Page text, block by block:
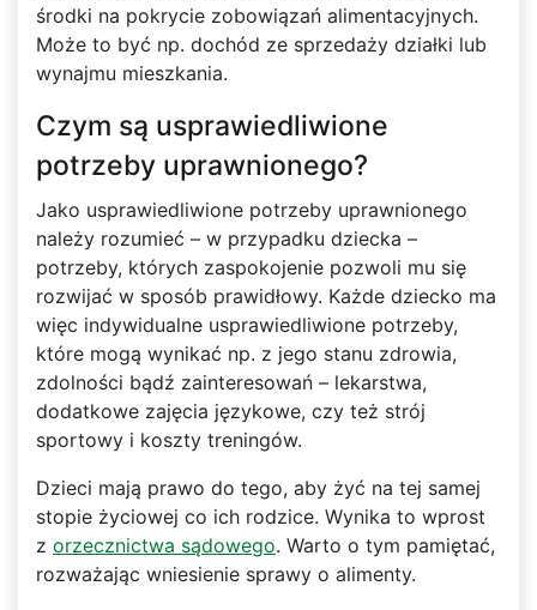
środki na pokrycie zobowiązań alimentacyjnych.
Może to być np. dochód ze sprzedaży działki lub
wynajmu mieszkania.
Czym są usprawiedliwione
potrzeby uprawnionego?
Jako usprawiedliwione potrzeby uprawnionego
należy rozumieć – w przypadku dziecka –
potrzeby, których zaspokojenie pozwoli mu się
rozwijać w sposób prawidłowy. Każde dziecko ma
więc indywidualne usprawiedliwione potrzeby,
które mogą wynikać np. z jego stanu zdrowia,
zdolności bądź zainteresowań – lekarstwa,
dodatkowe zajęcia językowe, czy też strój
sportowy i koszty treningów.
Dzieci mają prawo do tego, aby żyć na tej samej
stopie życiowej co ich rodzice. Wynika to wprost
z orzecznictwa sądowego. Warto o tym pamiętać,
rozważając wniesienie sprawy o alimenty.